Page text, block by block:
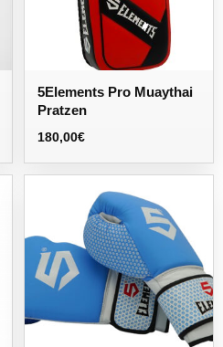
5Elements Pro Muaythai
Pratzen
180,00€